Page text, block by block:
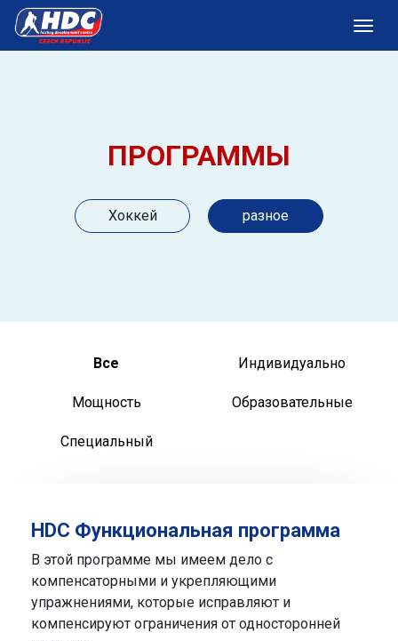
ПРОГРАММЫ
Хоккей разное
Все Индивидуально
Мощность Образовательные
Специальный
HDC Функциональная программа
В этой программе мы имеем дело с
компенсаторными и укрепляющими
упражнениями, которые исправляют и
компенсируют ограничения от односторонней